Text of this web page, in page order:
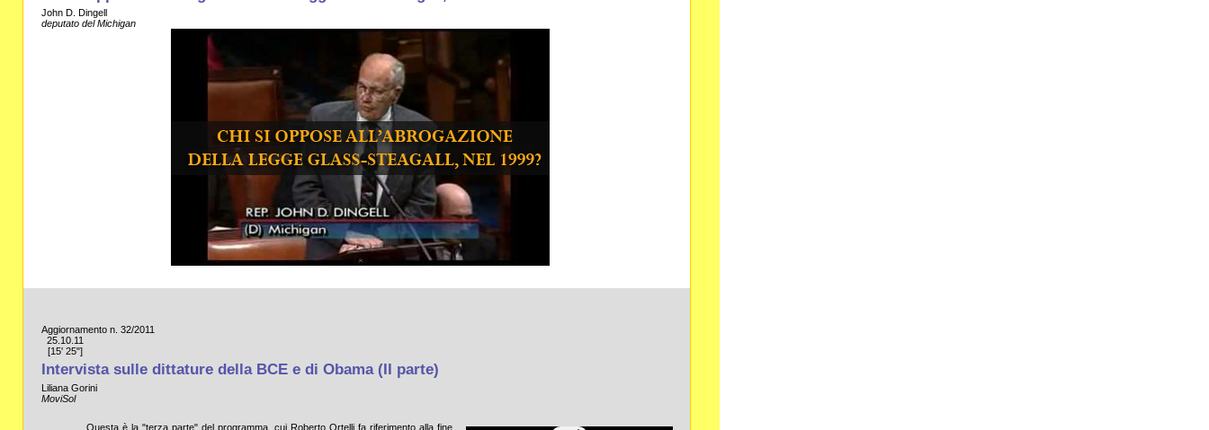
John D. Dingell
deputato del Michigan
Aggiornamento n. 32/2011
25.10.11
[15' 25"]
Intervista sulle dittature della BCE e di Obama (II parte)
Liliana Gorini
MoviSol
Questa è la "terza parte" del programma, cui Roberto Ortelli fa riferimento alla fine